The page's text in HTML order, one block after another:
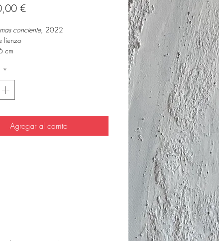
€Precio
conciente, 2022
lienzo
cm
*
Agregar al carrito